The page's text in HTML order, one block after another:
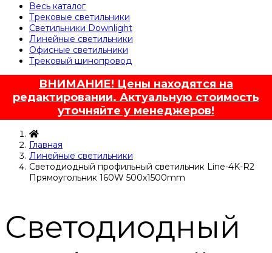
Весь каталог
Трековые светильники
Светильники Downlight
Линейные светильники
Офисные светильники
Трековый шинопровод
ВНИМАНИЕ! Цены находятся на
редактировании. Актуальную стоимость
уточняйте у менеджеров!
Главная
Линейные светильники
Светодиодный профильный светильник Line-4K-R2
Прямоугольник 160W 500х1500mm
Светодиодный